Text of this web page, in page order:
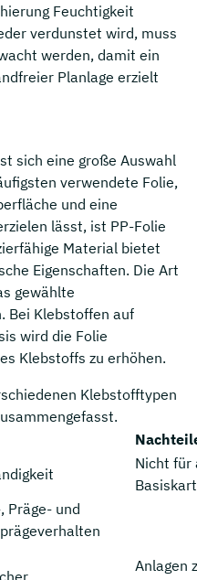
Feuchtigkeit
verdunstet wird, muss
werden, damit ein
Planlage erzielt
sich eine große Auswahl
verwendete Folie,
und eine
lässt, ist PP-Folie
Material bietet
Eigenschaften. Die Art
gewählte
Bei Klebstoffen auf
wird die Folie
Klebstoffs zu erhöhen.
Klebstofftypen
Nicht für
Präge- und
Anlagen